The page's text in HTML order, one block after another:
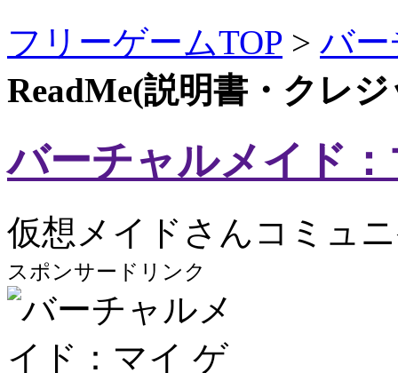
フリーゲームTOP > バ
ReadMe(説明書・クレ
バーチャルメイド
仮想メイドさんコミュ
スポンサードリンク